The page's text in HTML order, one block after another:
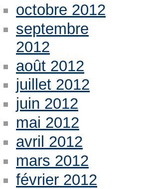
octobre 2012
septembre
2012
août 2012
juillet 2012
juin 2012
mai 2012
avril 2012
mars 2012
février 2012